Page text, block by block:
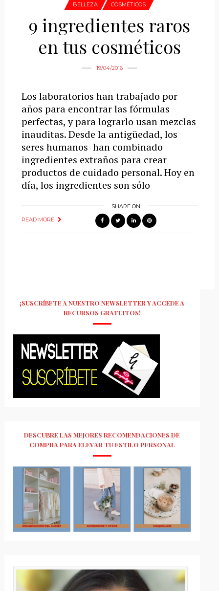
BELLEZA COSMÉTICOS
9 ingredientes raros
en tus cosméticos
19/04/2016
Los laboratorios han trabajado por
años para encontrar las fórmulas
perfectas, y para lograrlo usan mezclas
inauditas. Desde la antigüedad, los
seres humanos han combinado
ingredientes extraños para crear
productos de cuidado personal. Hoy en
día, los ingredientes son sólo
READ MORE
SHARE ON
¡SUSCRÍBETE A NUESTRO NEWSLETTER Y ACCEDE A
RECURSOS GRATUITOS!
DESCUBRE LAS MEJORES RECOMENDACIONES DE
COMPRA PARA ELEVAR TU ESTILO PERSONAL